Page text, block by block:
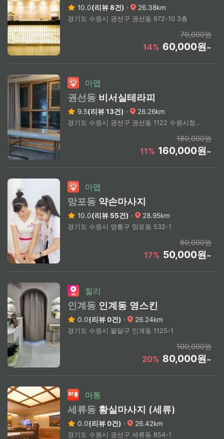
10.0(리뷰 8건) · 26.38km
경기도 수원시 권선구 권선동 972-10 3층
70,000원
14% 60,000원~
마맵
권선동 비서실테라피
9.5(리뷰 13건) · 26.26km
경기도 수원시 권선구 권선동 1122 수원시청역 도보 5분
180,000원
11% 160,000원~
마맵
망포동 약손마사지
10.0(리뷰 55건) · 28.95km
경기도 수원시 영통구 망포동 532-1
60,000원
17% 50,000원~
힐리
인계동 인계동 영스킨
0.0(리뷰 0건) · 26.24km
경기도 수원시 팔달구 인계동 1125-1
100,000원
20% 80,000원~
마통
세류동 황실마사지 (세류)
0.0(리뷰 0건) · 26.42km
경기도 수원시 권선구 세류동 854-1